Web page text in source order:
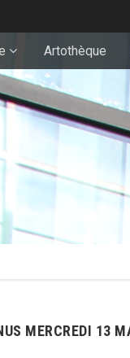
Artothèque
MERCREDI 13